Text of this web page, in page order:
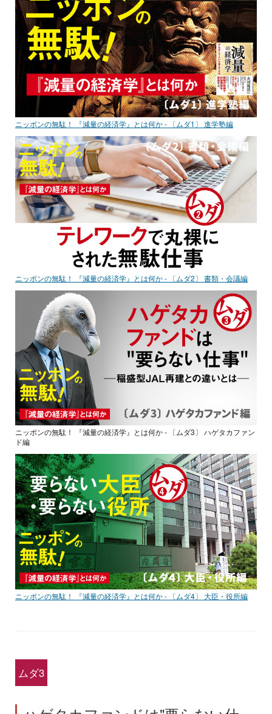
ニッポンの無駄！ 『減量の経済学』とは何か - 〔ムダ1〕 進学塾編
ニッポンの無駄！ 『減量の経済学』とは何か - 〔ムダ2〕 書類・会議編
ニッポンの無駄！ 『減量の経済学』とは何か - 〔ムダ3〕 ハゲタカファン
ド編
ニッポンの無駄！ 『減量の経済学』とは何か - 〔ムダ4〕 大臣・役所編
ムダ3